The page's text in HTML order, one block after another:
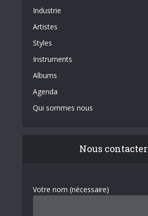
Industrie
Artistes
Styles
Instruments
Albums
Agenda
Qui sommes nous
Nous contacter
Votre nom (nécessaire)